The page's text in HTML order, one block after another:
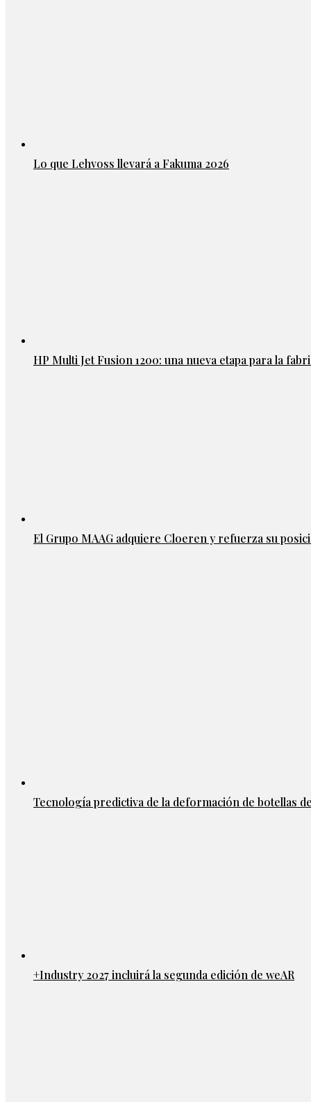
Lo que Lehvoss llevará a Fakuma 2026
HP Multi Jet Fusion 1200: una nueva etapa para la
El Grupo MAAG adquiere Cloeren y refuerza su
Tecnología predictiva de la deformación de botellas
+Industry 2027 incluirá la segunda edición de weAR